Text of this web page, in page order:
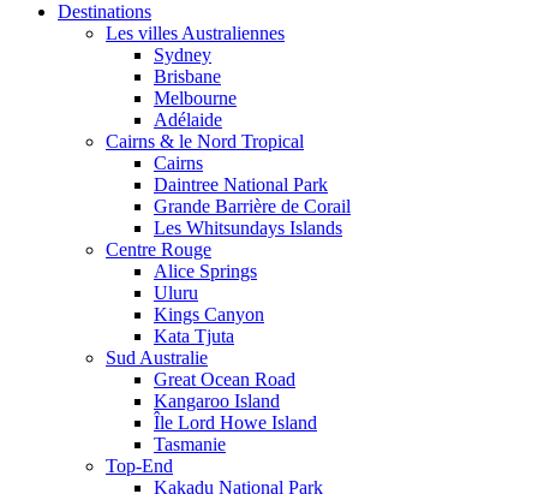
Destinations
Les villes Australiennes
Sydney
Brisbane
Melbourne
Adélaide
Cairns & le Nord Tropical
Cairns
Daintree National Park
Grande Barrière de Corail
Les Whitsundays Islands
Centre Rouge
Alice Springs
Uluru
Kings Canyon
Kata Tjuta
Sud Australie
Great Ocean Road
Kangaroo Island
Île Lord Howe Island
Tasmanie
Top-End
Kakadu National Park